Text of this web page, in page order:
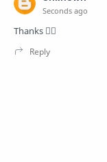
Seconds ago
Thanks 👍🏿